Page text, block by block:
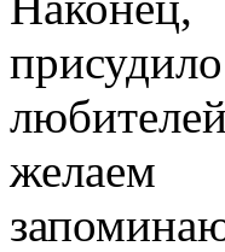
желаем